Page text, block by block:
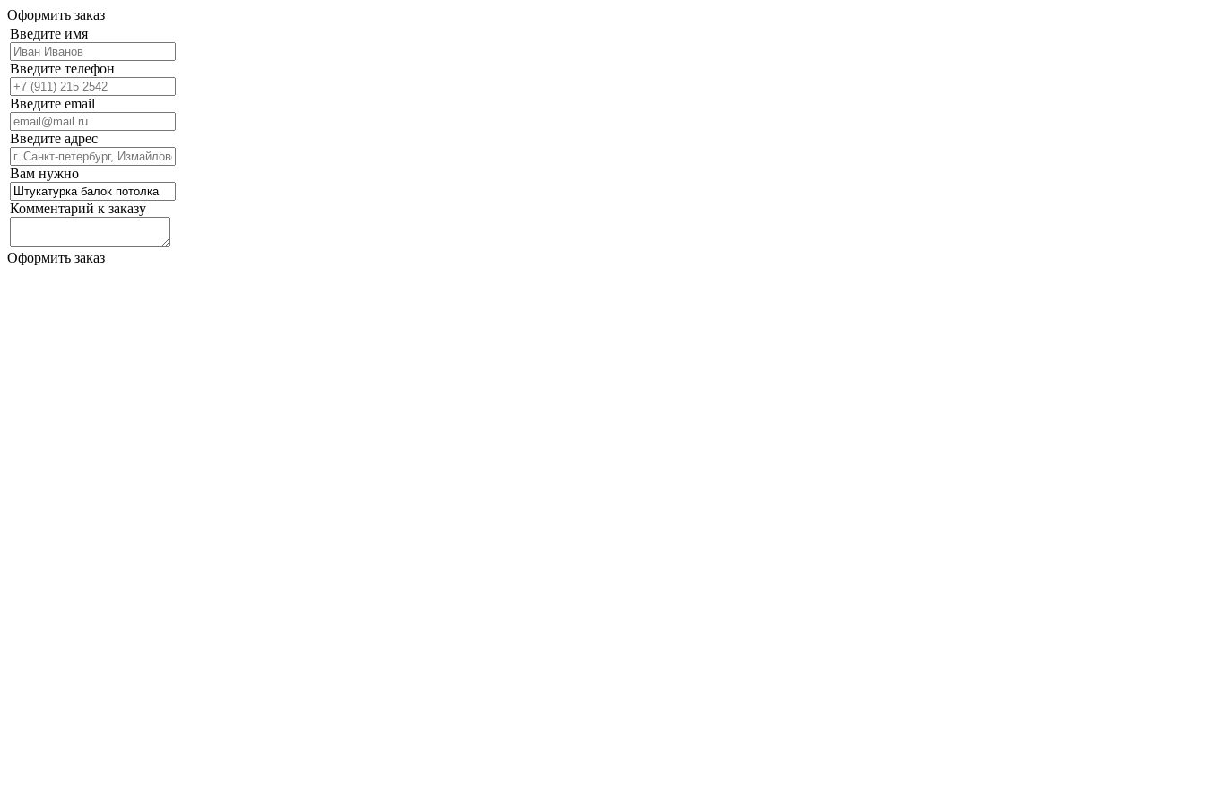
Оформить заказ
Введите имя
Введите телефон
Введите email
Введите адрес
Вам нужно
Комментарий к заказу
Оформить заказ